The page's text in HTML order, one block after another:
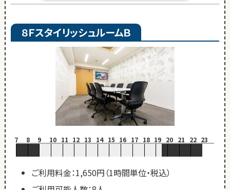
８ＦスタイリッシュルームＢ
7 8 9 10 11 12 13 14 15 16 17 18 19 20 21 22 23
ご利用料金：1,650円（1時間単位・税込）